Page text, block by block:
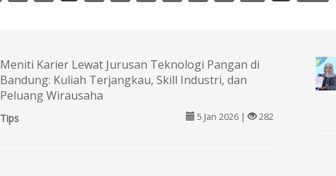
Meniti Karier Lewat Jurusan Teknologi Pangan di
Bandung: Kuliah Terjangkau, Skill Industri, dan
Peluang Wirausaha
Tips 5 Jan 2026 | 282